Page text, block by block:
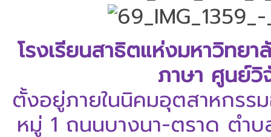
โรงเรียนสาธิตแห่งมหาวิทย
ภาษา ศูนย์
ตั้งอยู่ภายในนิคมอุตสาหกร
หมู่ 1 ถนนบางนา-ตราด ตำ